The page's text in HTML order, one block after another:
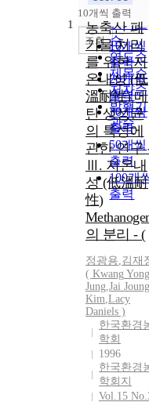
순
인기도
순
연도순
제목순
저자순
발행기
관순
내림
10개씩 출력
10개씩
출력
20개씩
출력
30개씩
출력
50개씩
출력
100개
출력
조회
1
농축산 폐
기물 처리
를 위한 저
온내성 (低
溫耐性) 메
탄 생성균
의 특성에
관한 연구
Ⅲ. 저온내
성 (低溫耐
性)
의 분리 - (
정광용,김재
( Kwang Yong
Jung,Jai Joung
Kim,Lacy
Daniels )
한국환경
학회
1996
한국환경
학회지
Vol.15